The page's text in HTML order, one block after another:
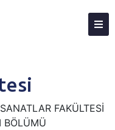
FAKÜLTESİ
BÖLÜMÜ